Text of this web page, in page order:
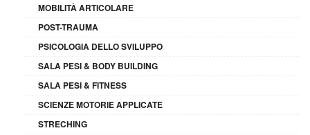
MOBILITÀ ARTICOLARE
POST-TRAUMA
PSICOLOGIA DELLO SVILUPPO
SALA PESI & BODY BUILDING
SALA PESI & FITNESS
SCIENZE MOTORIE APPLICATE
STRECHING